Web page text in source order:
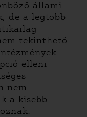
állami
de a legtöbb
tekinthető
elleni
nem
a kisebb